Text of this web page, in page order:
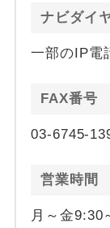
ナビダイ
一部のIP電
FAX番号
03-6745-
営業時間
月～金9:30